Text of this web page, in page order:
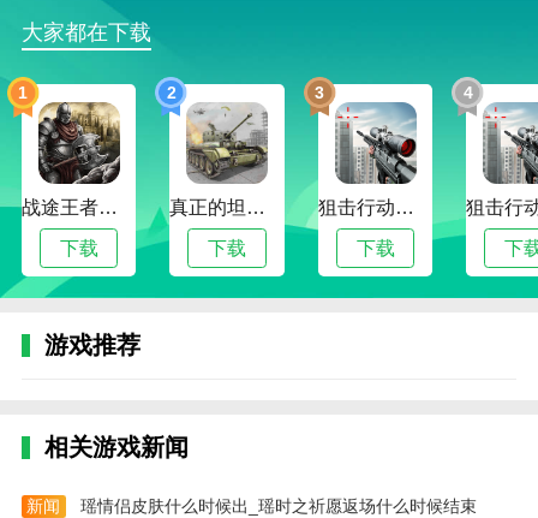
热血樱校免广告版游戏点评
每个场景都有不同的故事和不同的角色，玩家可以
与之互动。
参加学校组织的各种活动，让自己取得更好的成
绩，解锁不同的角色形象。
场景会不断变换，你可以在不同场景之间自由切换
体验。
有许多动画画面的特别精美，可以感受到校园时代
的生活，玩家仿佛瞬间回到了校园时代。
本站为您提供热血樱校 免广告版的 手机游戏 ，欢
大家都在下载
1
战途王者最新版
下载
2
真正的坦克大战
下载
3
狙击行动代号猎鹰最新版
下载
4
下
游戏推荐
相关游戏新闻
新闻 瑶情侣皮肤什么时候出_瑶时之祈愿返场什么时候结束